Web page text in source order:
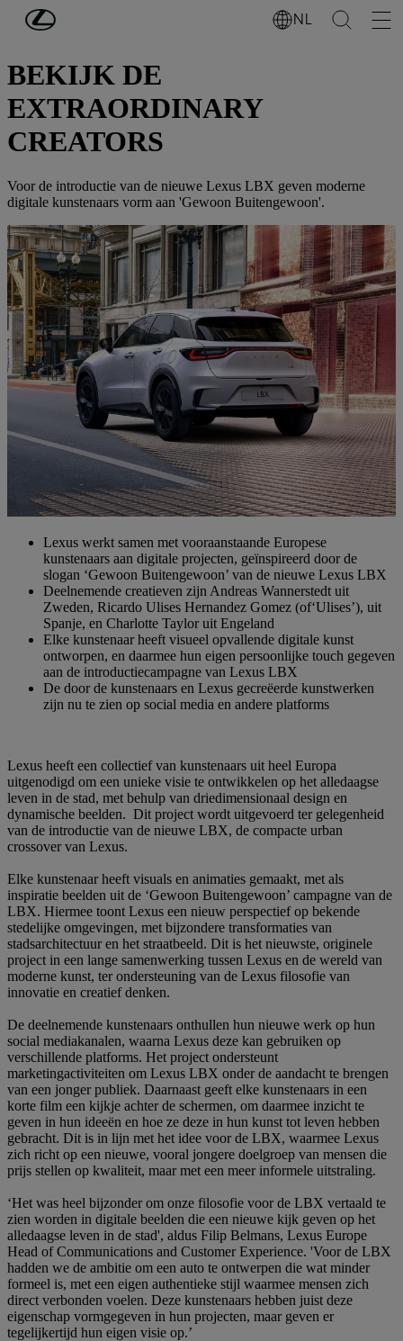
Ga naar de hoofdinhoud NL
LEXUS LBX
BEKIJK DE
EXTRAORDINARY
CREATORS
Voor de introductie van de nieuwe Lexus LBX geven moderne
digitale kunstenaars vorm aan 'Gewoon Buitengewoon'.
Lexus werkt samen met vooraanstaande Europese
kunstenaars aan digitale projecten, geïnspireerd door de
slogan ‘Gewoon Buitengewoon’ van de nieuwe Lexus LBX
Deelnemende creatieven zijn Andreas Wannerstedt uit
Zweden, Ricardo Ulises Hernandez Gomez (of‘Ulises’), uit
Spanje, en Charlotte Taylor uit Engeland
Elke kunstenaar heeft visueel opvallende digitale kunst
ontworpen, en daarmee hun eigen persoonlijke touch gegeven
aan de introductiecampagne van Lexus LBX
De door de kunstenaars en Lexus gecreëerde kunstwerken
zijn nu te zien op social media en andere platforms
Lexus heeft een collectief van kunstenaars uit heel Europa
uitgenodigd om een unieke visie te ontwikkelen op het alledaagse
leven in de stad, met behulp van driedimensionaal design en
dynamische beelden. Dit project wordt uitgevoerd ter gelegenheid
van de introductie van de nieuwe LBX, de compacte urban
crossover van Lexus.
Elke kunstenaar heeft visuals en animaties gemaakt, met als
inspiratie beelden uit de ‘Gewoon Buitengewoon’ campagne van de
LBX. Hiermee toont Lexus een nieuw perspectief op bekende
stedelijke omgevingen, met bijzondere transformaties van
stadsarchitectuur en het straatbeeld. Dit is het nieuwste, originele
project in een lange samenwerking tussen Lexus en de wereld van
moderne kunst, ter ondersteuning van de Lexus filosofie van
innovatie en creatief denken.
De deelnemende kunstenaars onthullen hun nieuwe werk op hun
social mediakanalen, waarna Lexus deze kan gebruiken op
verschillende platforms. Het project ondersteunt
marketingactiviteiten om Lexus LBX onder de aandacht te brengen
van een jonger publiek. Daarnaast geeft elke kunstenaars in een
korte film een kijkje achter de schermen, om daarmee inzicht te
geven in hun ideeën en hoe ze deze in hun kunst tot leven hebben
gebracht. Dit is in lijn met het idee voor de LBX, waarmee Lexus
zich richt op een nieuwe, vooral jongere doelgroep van mensen die
prijs stellen op kwaliteit, maar met een meer informele uitstraling.
‘Het was heel bijzonder om onze filosofie voor de LBX vertaald te
zien worden in digitale beelden die een nieuwe kijk geven op het
alledaagse leven in de stad', aldus Filip Belmans, Lexus Europe
Head of Communications and Customer Experience. 'Voor de LBX
hadden we de ambitie om een auto te ontwerpen die wat minder
formeel is, met een eigen authentieke stijl waarmee mensen zich
direct verbonden voelen. Deze kunstenaars hebben juist deze
eigenschap vormgegeven in hun projecten, maar geven er
tegelijkertijd hun eigen visie op.’